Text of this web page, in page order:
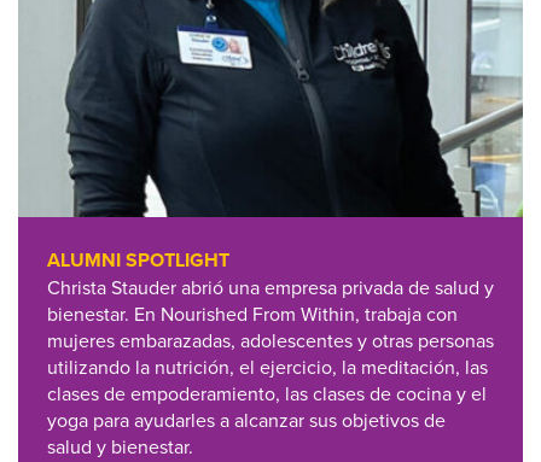
ALUMNI SPOTLIGHT
Christa Stauder abrió una empresa privada de salud y
bienestar. En Nourished From Within, trabaja con
mujeres embarazadas, adolescentes y otras personas
utilizando la nutrición, el ejercicio, la meditación, las
clases de empoderamiento, las clases de cocina y el
yoga para ayudarles a alcanzar sus objetivos de
salud y bienestar.